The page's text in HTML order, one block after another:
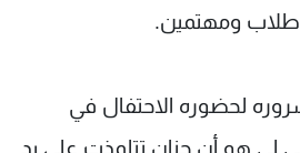
ومهتمين.
لحضوره الاحتفال في
لي هو أن حنان تتلمذت على يد